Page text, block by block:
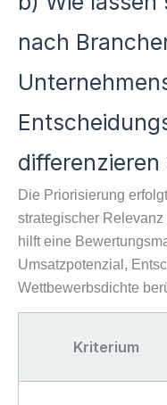
nach
differenzieren
Die Priorisierung
strategischer
hilft eine
Umsatzpotenzial,
Wettbewerbsdichte
Kriterium